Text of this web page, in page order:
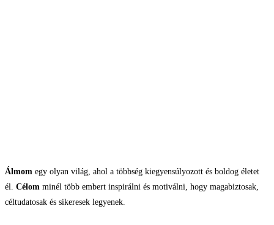
Álmom egy olyan világ, ahol a többség kiegyensúlyozott és boldog életet
él. Célom minél több embert inspirálni és motiválni, hogy magabiztosak,
céltudatosak és sikeresek legyenek.